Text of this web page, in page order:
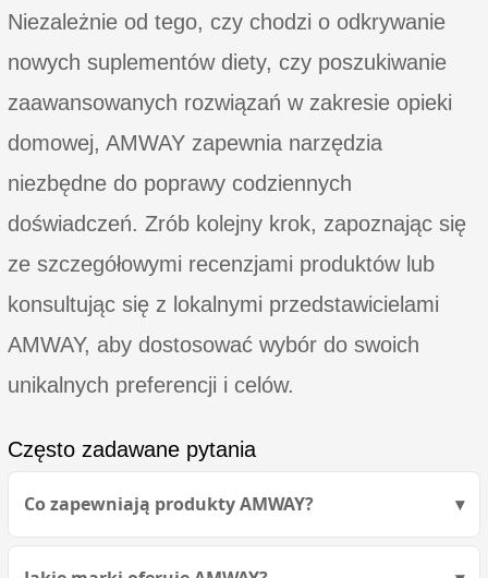
Niezależnie od tego, czy chodzi o odkrywanie
nowych suplementów diety, czy poszukiwanie
zaawansowanych rozwiązań w zakresie opieki
domowej, AMWAY zapewnia narzędzia
niezbędne do poprawy codziennych
doświadczeń. Zrób kolejny krok, zapoznając się
ze szczegółowymi recenzjami produktów lub
konsultując się z lokalnymi przedstawicielami
AMWAY, aby dostosować wybór do swoich
unikalnych preferencji i celów.
Często zadawane pytania
Co zapewniają produkty AMWAY?